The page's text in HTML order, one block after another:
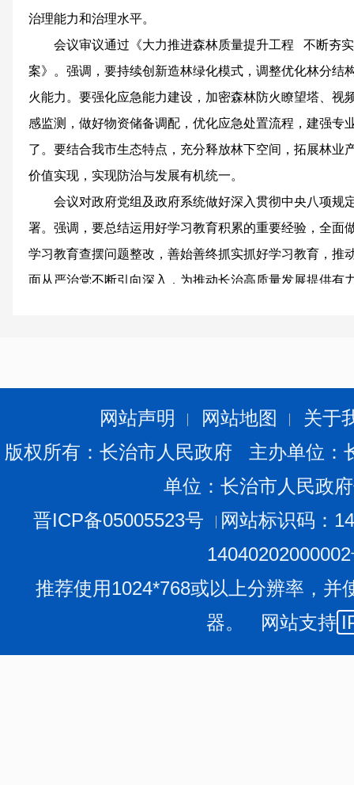
治理能力和治理水平。
会议审议通过《大力推进森林质量提升工程 不断夯
案》。强调，要持续创新造林绿化模式，调整优化林分结
火能力。要强化应急能力建设，加密森林防火瞭望塔、视
感监测，做好物资储备调配，优化应急处置流程，建强专
了。要结合我市生态特点，充分释放林下空间，拓展林业
价值实现，实现防治与发展有机统一。
会议对政府党组及政府系统做好深入贯彻中央八项规
署。强调，要总结运用好学习教育积累的重要经验，全面
学习教育查摆问题整改，善始善终抓实抓好学习教育，推
面从严治党不断引向深入，为推动长治高质量发展提供有
网站声明 网站地图
关于
版权所有：长治市人民政府 主办单位
单位：长治市人民政
晋ICP备05005523号
网站标识码：
推荐使用1024*768或以上分辨率，并
器。 网站支持